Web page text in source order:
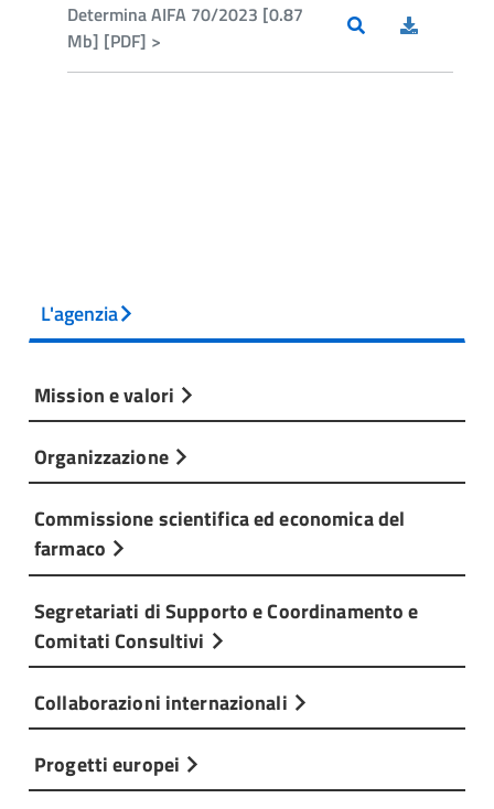
Determina AIFA 70/2023 [0.87
Mb] [PDF] >
L'agenzia
Mission e valori
Organizzazione
Commissione scientifica ed economica del
farmaco
Segretariati di Supporto e Coordinamento e
Comitati Consultivi
Collaborazioni internazionali
Progetti europei